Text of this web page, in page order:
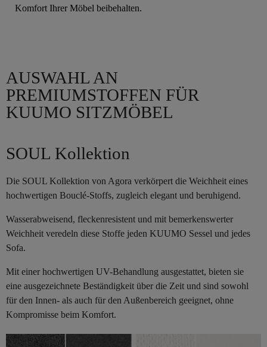
Komfort Ihrer Möbel beibehalten.
AUSWAHL AN
PREMIUMSTOFFEN FÜR
KUUMO SITZMÖBEL
SOUL Kollektion
Die SOUL Kollektion von Agora verkörpert die Weichheit eines
hochwertigen Bouclé-Stoffs, zugleich elegant und beruhigend.
Wasserabweisend, fleckenresistent und mit bemerkenswerter
Weichheit veredeln diese Stoffe jeden KUUMO Sessel und jedes
Sofa.
Mit einer hochwertigen UV-Behandlung ausgestattet, bieten sie
eine ausgezeichnete Beständigkeit über die Zeit und sind sowohl
für den Innen- als auch für den Außenbereich geeignet, ohne
Kompromisse beim Komfort.